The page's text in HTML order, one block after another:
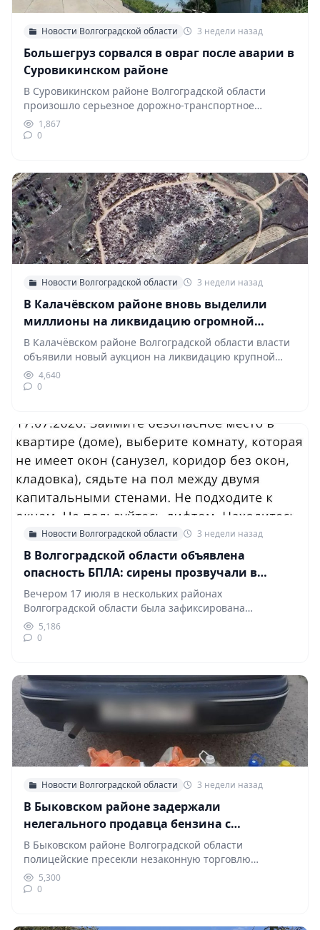
Новости Волгоградской области 3 недели назад
Большегруз сорвался в овраг после аварии в
Суровикинском районе
В Суровикинском районе Волгоградской области
произошло серьезное дорожно-транспортное
происшествие с участием нескольких грузовых
автомобилей. В…
1,867
0
Новости Волгоградской области 3 недели назад
В Калачёвском районе вновь выделили
миллионы на ликвидацию огромной
свалки
В Калачёвском районе Волгоградской области власти
объявили новый аукцион на ликвидацию крупной
нелегальной свалки строительных…
4,640
0
Новости Волгоградской области 3 недели назад
В Волгоградской области объявлена
опасность БПЛА: сирены прозвучали в
Красноармейском районе
Вечером 17 июля в нескольких районах
Волгоградской области была зафиксирована
опасность, связанная с беспилотными
летательными…
5,186
0
Новости Волгоградской области 3 недели назад
В Быковском районе задержали
нелегального продавца бензина с
двукратной наценкой
В Быковском районе Волгоградской области
полицейские пресекли незаконную торговлю
топливом. Как сообщили в региональном
управлении…
5,300
0